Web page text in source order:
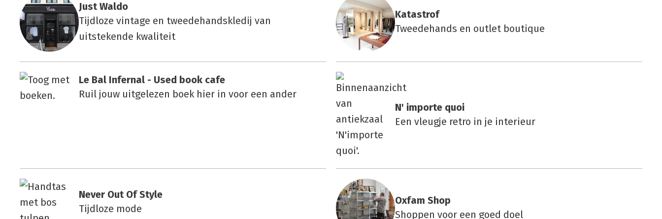
Just Wal­do
Tijdloze vintage en tweedehandskledij van
uitstekende kwaliteit
Kata­strof
Tweedehands en outlet boutique
Le Bal Infer­nal - Used book cafe
Ruil jouw uitgelezen boek hier in voor een ander
N' impor­te quoi
Een vleugje retro in je interieur
Never Out Of Sty­le
Tijdloze mode
Oxfam Shop
Shoppen voor een goed doel